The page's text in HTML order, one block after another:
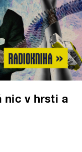
nic v hrsti a